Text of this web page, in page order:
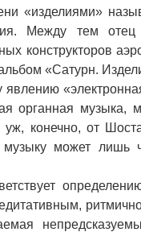
«изделиями»
Между тем
конструкторов
«Сатурн.
органная музыка,
конечно, от
музыку может лишь